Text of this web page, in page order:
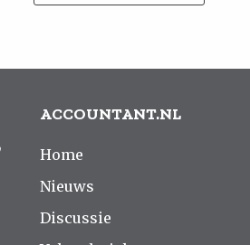
ACCOUNTANT.NL
Home
Nieuws
Discussie